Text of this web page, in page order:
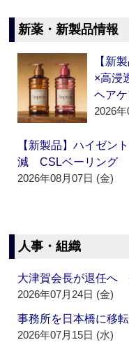
新薬・新製品情報
【新
×高浸
ヘア
2026
【新製品】ハイゼン
減 CSLベーリング
2026年08月07日 (金)
人事・組織
大津賀会長が退任へ
2026年07月24日 (金)
事務所を日本橋に移
2026年07月15日 (水)